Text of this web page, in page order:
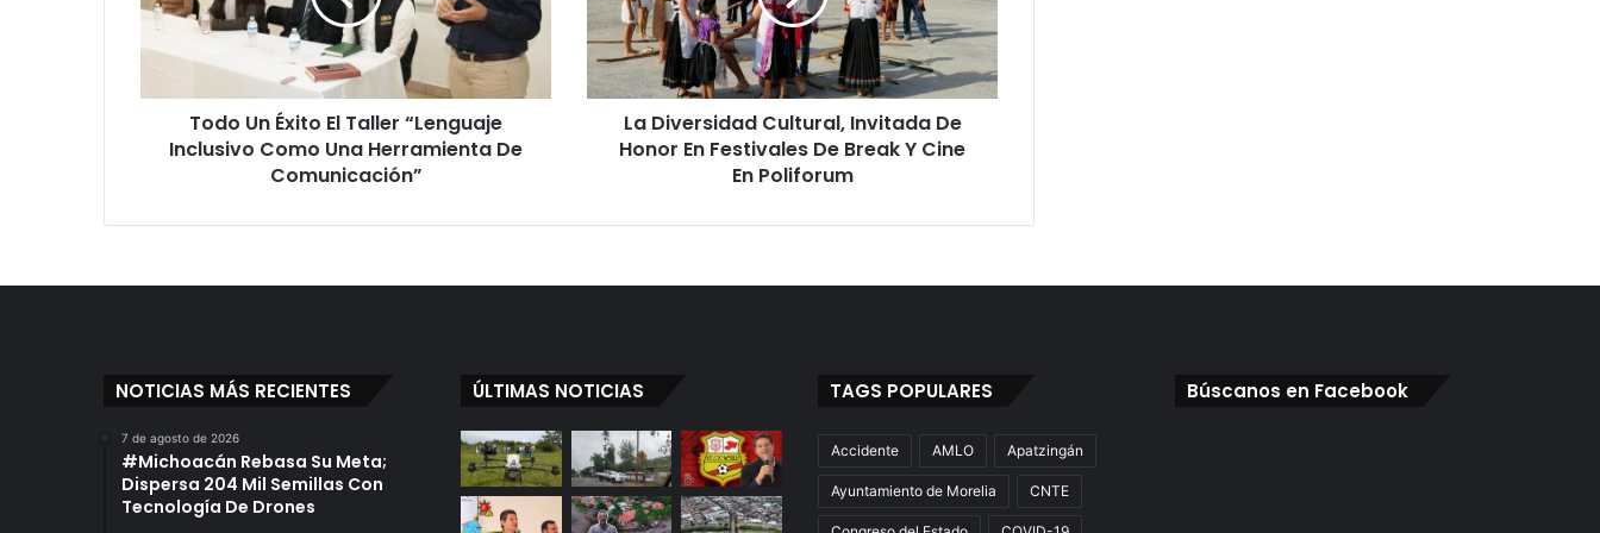
É
i
T
L
n
g
u
Todo Un Éxito El Taller “Lenguaje
Inclusivo Como Una Herramienta De
Comunicación”
r
s
i
u
,
v
i
t
La Diversidad Cultural, Invitada De
Honor En Festivales De Break Y Cine
En Poliforum
NOTICIAS MÁS RECIENTES
7 de agosto de 2026
#Michoacán Rebasa Su Meta;
Dispersa 204 Mil Semillas Con
Tecnología De Drones
ÚLTIMAS NOTICIAS TAGS POPULARES
Accidente AMLO Apatzingán
Ayuntamiento de Morelia CNTE
Búscanos en Facebook